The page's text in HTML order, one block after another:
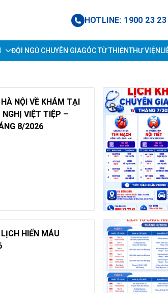
HOTLINE: 1900 23 23
ĐỘI NGŨ CHUYÊN GIAGÓC TỪ THIỆNTHƯ VIỆN
NỘI VỀ KHÁM TẠI
NGHỊ VIỆT TIỆP –
8/2026
HIẾN MÁU